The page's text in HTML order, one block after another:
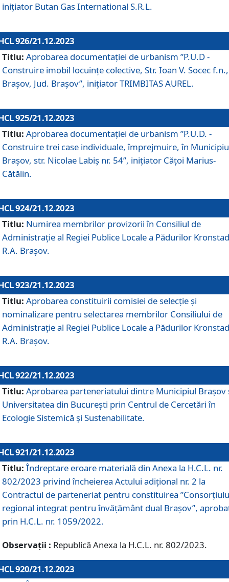
inițiator Butan Gas International S.R.L.
926/21.12.2023
Titlu: Aprobarea documentaţiei de urbanism ”P.U.D -
Construire imobil locuințe colective, Str. Ioan V. Socec f.n.,
Brașov, Jud. Brașov”, inițiator TRIMBITAS AUREL.
925/21.12.2023
Titlu: Aprobarea documentaţiei de urbanism ”P.U.D. -
Construire trei case individuale, împrejmuire, în
Brașov, str. Nicolae Labiș nr. 54”, inițiator Cățoi Marius-
Cătălin.
924/21.12.2023
Titlu: Numirea membrilor provizorii în Consiliul de
Administraţie al Regiei Publice Locale a Pădurilor
R.A. Brașov.
923/21.12.2023
Titlu: Aprobarea constituirii comisiei de selecție și
nominalizare pentru selectarea membrilor Consiliului de
Administrație al Regiei Publice Locale a Pădurilor
R.A. Brașov.
922/21.12.2023
Titlu: Aprobarea parteneriatului dintre Municipiul Brașov
Universitatea din București prin Centrul de Cercetări în
Ecologie Sistemică și Sustenabilitate.
921/21.12.2023
Titlu: Îndreptare eroare materială din Anexa la H.C.L. nr.
802/2023 privind încheierea Actului adițional nr. 2 la
Contractul de parteneriat pentru constituirea
regional integrat pentru învățământ dual Brașov”,
prin H.C.L. nr. 1059/2022.
Observații : Republică Anexa la H.C.L. nr. 802/2023.
920/21.12.2023